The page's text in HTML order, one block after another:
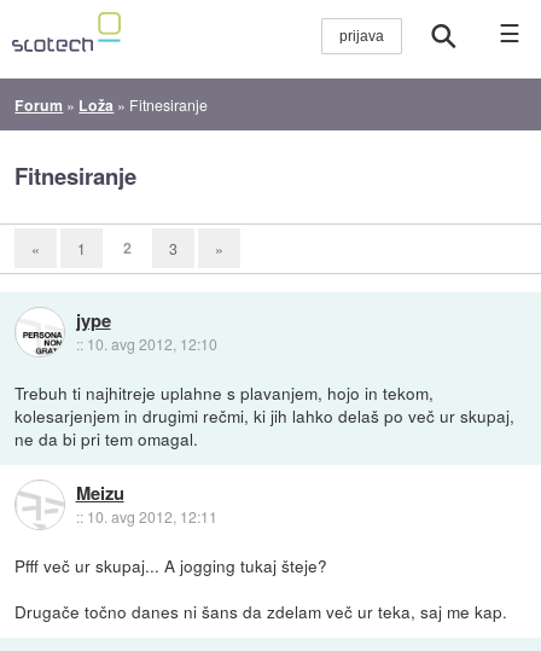
☰
Forum » Loža » Fitnesiranje
Fitnesiranje
« 1 2 3 »
jype
:: 10. avg 2012, 12:10
Trebuh ti najhitreje uplahne s plavanjem, hojo in tekom,
kolesarjenjem in drugimi rečmi, ki jih lahko delaš po več ur skupaj,
ne da bi pri tem omagal.
Meizu
:: 10. avg 2012, 12:11
Pfff več ur skupaj... A jogging tukaj šteje?
Drugače točno danes ni šans da zdelam več ur teka, saj me kap.